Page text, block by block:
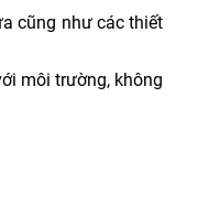
cũng như các thiết
môi trường, không